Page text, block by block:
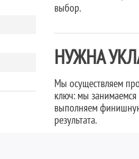
выбор.
НУЖНА
Мы осуществляем
ключ: мы
выполняем
результата.